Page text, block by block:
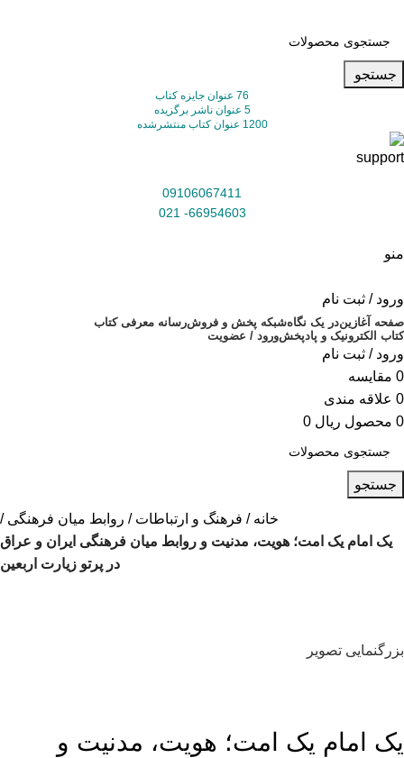
جستجو
76 عنوان جایزه کتاب
5 عنوان ناشر برگزیده
1200 عنوان کتاب منتشرشده
09106067411
66954603- 021
منو
ورود / ثبت نام
صفحه آغازیندر یک نگاهشبکه پخش و فروشرسانه معرفی کتاب
کتاب الکترونیک و پادپخشورود / عضویت
ورود / ثبت نام
0 مقایسه
0 علاقه مندی
0 محصول ریال
جستجو
خانه فرهنگ و ارتباطات
روابط میان فرهنگی
یک امام یک امت؛ هویت، مدنیت و روابط میان فرهنگی ایران و عراق
در پرتو زیارت اربعین
بزرگنمایی تصویر
یک امام یک امت؛ هویت، مدنیت و